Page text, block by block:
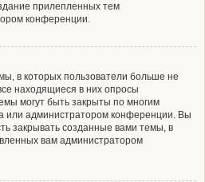
прилепленных тем
конференции.
в которых пользователи больше не
находящиеся в них опросы
могут быть закрыты по многим
или администратором конференции. Вы
закрывать созданные вами темы, в
вам администратором